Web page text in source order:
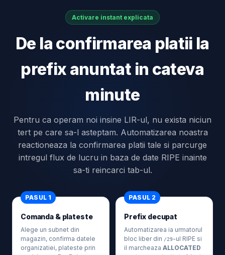
Activare instant explicata
De la confirmarea platii la
prefix anuntat in cateva
minute
Pentru ca operam noi insine LIR-ul, nu exista niciun
tert pe care sa-l asteptam. Automatizarea noastra
reactioneaza la confirmarea platii tale si parcurge
intregul flux de lucru in baza de date RIPE inainte
sa-ti reincarci tab-ul.
PASUL 1
Comanda & plateste
Alege un subnet din
magazin, confirma datele
organizatiei, plateste prin
PASUL 2
Prefix decupat
Automatizarea ia urmatorul
bloc liber din /29-ul RIPE si
il marcheaza ALLOCATED